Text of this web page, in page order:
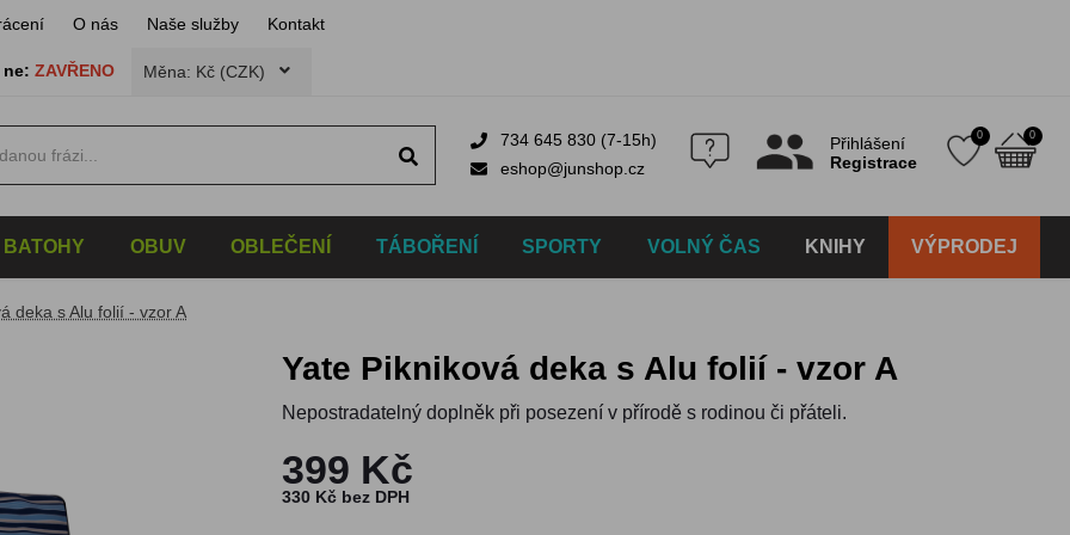
O nás Naše služby Kontakt
ne: ZAVŘENO Měna: Kč (CZK)
734 645 830 (7-15h)
eshop@junshop.cz
Přihlášení
Registrace
0 0
BATOHY OBUV OBLEČENÍ TÁBOŘENÍ SPORTY VOLNÝ ČAS KNIHY VÝPRODEJ
deka s Alu folií - vzor A
Yate Pikniková deka s Alu folií - vzor A
Nepostradatelný doplněk při posezení v přírodě s rodinou či přáteli.
399 Kč
330 Kč bez DPH